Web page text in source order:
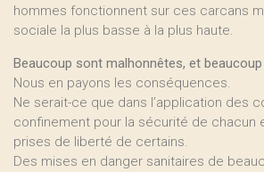
hommes fonctionnent sur ces carcans
sociale la plus basse à la plus haute.
Beaucoup sont malhonnêtes, et beaucoup
Nous en payons les conséquences.
Ne serait-ce que dans l’application des
confinement pour la sécurité de chacun
prises de liberté de certains.
Des mises en danger sanitaires de